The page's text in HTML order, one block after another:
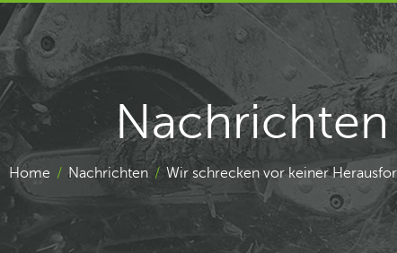
Nachrichten
Home / Nachrichten / Wir schrecken vor keiner